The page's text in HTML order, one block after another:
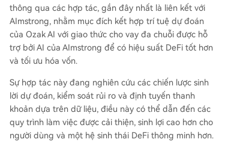
thông qua các hợp tác, gần đây nhất là liên kết với
AImstrong, nhằm mục đích kết hợp trí tuệ dự đoán
của Ozak AI với giao thức cho vay đa chuỗi được hỗ
trợ bởi AI của AImstrong để có hiệu suất DeFi tốt hơn
và tối ưu hóa vốn.
Sự hợp tác này đang nghiên cứu các chiến lược sinh
lời dự đoán, kiểm soát rủi ro và định tuyến thanh
khoản dựa trên dữ liệu, điều này có thể dẫn đến các
quy trình làm việc được cải thiện, sinh lợi cao hơn cho
người dùng và một hệ sinh thái DeFi thông minh hơn.